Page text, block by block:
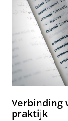
Verbinding
praktijk